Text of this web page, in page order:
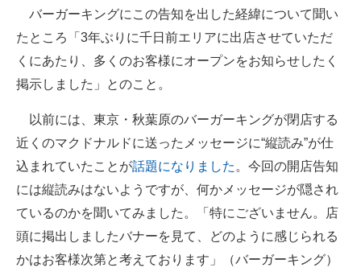
バーガーキングにこの告知を出した経緯について聞い
たところ「3年ぶりに千日前エリアに出店させていただ
くにあたり、多くのお客様にオープンをお知らせしたく
掲示しました」とのこと。
以前には、東京・秋葉原のバーガーキングが閉店する
近くのマクドナルドに送ったメッセージに“縦読み”が仕
込まれていたことが話題になりました 。今回の開店告知
には縦読みはないようですが、何かメッセージが隠され
ているのかを聞いてみました。「特にございません。店
頭に掲出しましたバナーを見て、どのように感じられる
かはお客様次第と考えております」（バーガーキング）